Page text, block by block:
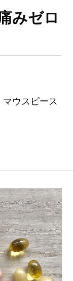
みゼロ
ウスピース